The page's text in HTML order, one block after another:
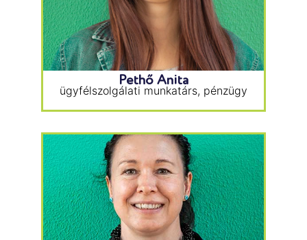
Pethő Anita
ügyfélszolgálati munkatárs, pénzügy